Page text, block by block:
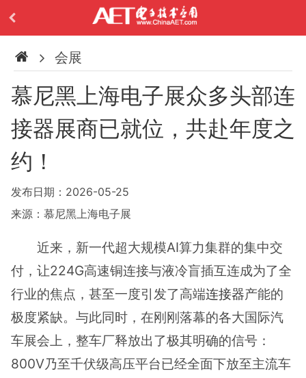
会展
慕尼黑上海电子展众多头部连
接器展商已就位，共赴年度之
约！
发布日期：2026-05-25
来源：慕尼黑上海电子展
近来，新一代超大规模AI算力集群的集中交
付，让224G高速铜连接与液冷盲插互连成为了全
行业的焦点，甚至一度引发了高端连接器产能的
极度紧缺。与此同时，在刚刚落幕的各大国际汽
车展会上，整车厂释放出了极其明确的信号：
800V乃至千伏级高压平台已经全面下放至主流车